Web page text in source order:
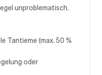
unproblematisch.
Tantieme (max. 50 %
oder